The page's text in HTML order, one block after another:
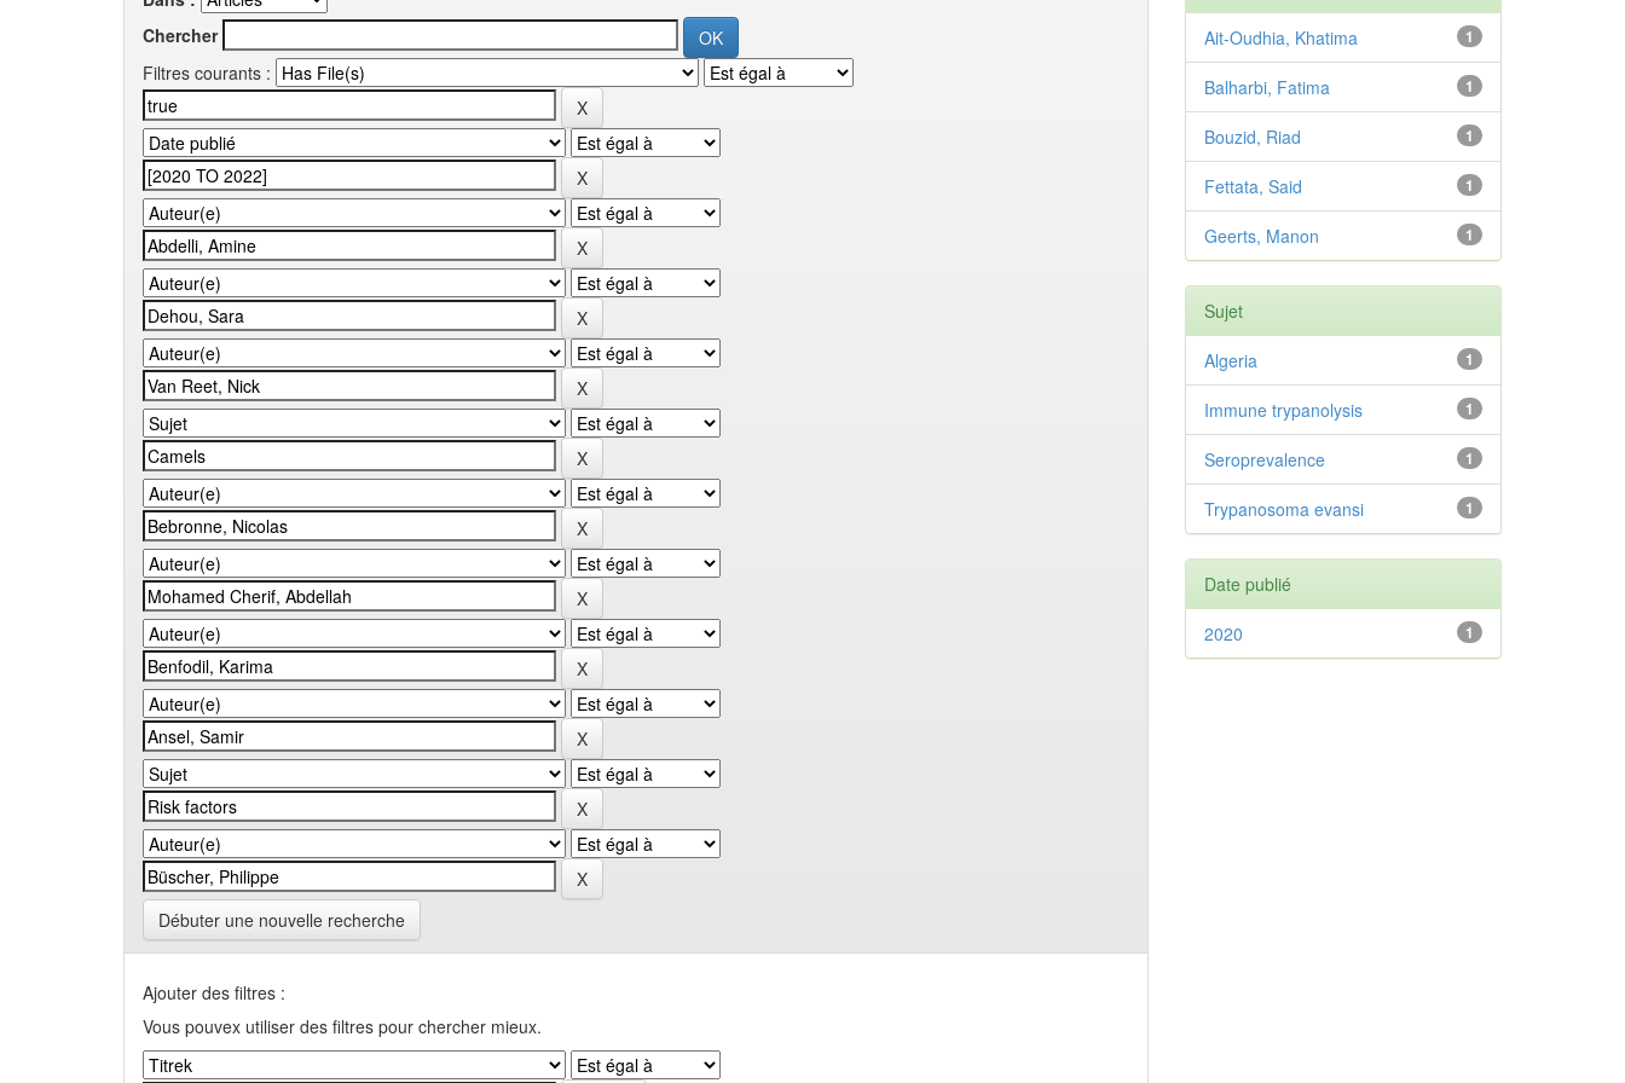
Chercher
Filtres courants :
Débuter une nouvelle recherche
Ajouter des filtres :
Vous pouvex utiliser des filtres pour chercher mieux.
1
Ait-Oudhia, Khatima
1
Balharbi, Fatima
1
Bouzid, Riad
1
Fettata, Said
1
Geerts, Manon
Sujet
1
Algeria
1
Immune trypanolysis
1
Seroprevalence
1
Trypanosoma evansi
Date publié
1
2020